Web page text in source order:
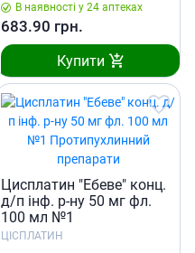
В наявності у 24 аптеках
683.90 грн.
Купити
Цисплатин "Ебеве" конц.
д/п iнф. р-ну 50 мг фл.
100 мл №1
ЦІСПЛАТИН